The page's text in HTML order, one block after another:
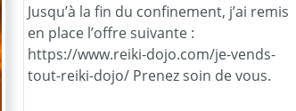
Jusqu’à la fin du confinement, j’ai remis
en place l’offre suivante :
https://www.reiki-dojo.com/je-vends-
tout-reiki-dojo/ Prenez soin de vous.